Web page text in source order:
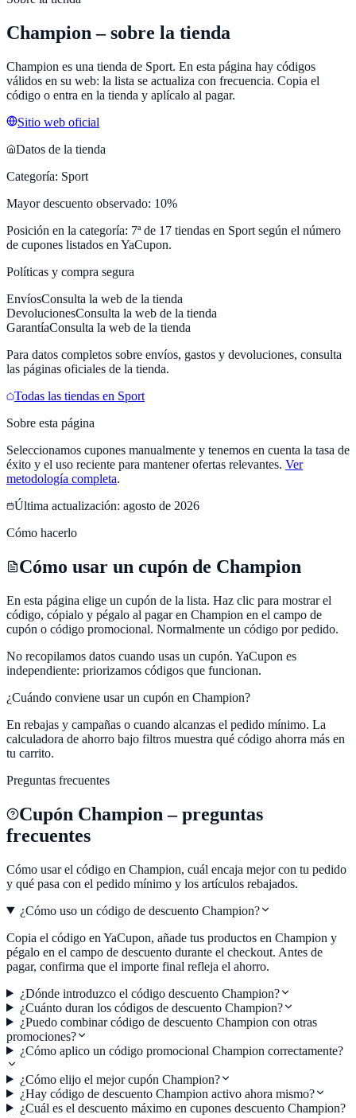
Champion – sobre la tienda
Champion es una tienda de Sport. En esta página hay códigos
válidos en su web: la lista se actualiza con frecuencia. Copia el
código o entra en la tienda y aplícalo al pagar.
Sitio web oficial
Datos de la tienda
Categoría: Sport
Mayor descuento observado: 10%
Posición en la categoría: 7ª de 17 tiendas en Sport según el número
de cupones listados en YaCupon.
Políticas y compra segura
EnvíosConsulta la web de la tienda
DevolucionesConsulta la web de la tienda
GarantíaConsulta la web de la tienda
Para datos completos sobre envíos, gastos y devoluciones, consulta
las páginas oficiales de la tienda.
Todas las tiendas en Sport
Sobre esta página
Seleccionamos cupones manualmente y tenemos en cuenta la tasa de
éxito y el uso reciente para mantener ofertas relevantes. Ver
metodología completa.
Última actualización: agosto de 2026
Cómo hacerlo
Cómo usar un cupón de Champion
En esta página elige un cupón de la lista. Haz clic para mostrar el
código, cópialo y pégalo al pagar en Champion en el campo de
cupón o código promocional. Normalmente un código por pedido.
No recopilamos datos cuando usas un cupón. YaCupon es
independiente: priorizamos códigos que funcionan.
¿Cuándo conviene usar un cupón en Champion?
En rebajas y campañas o cuando alcanzas el pedido mínimo. La
calculadora de ahorro bajo filtros muestra qué código ahorra más en
tu carrito.
Preguntas frecuentes
Cupón Champion – preguntas
frecuentes
Cómo usar el código en Champion, cuál encaja mejor con tu pedido
y qué pasa con el pedido mínimo y los artículos rebajados.
¿Cómo uso un código de descuento Champion?
Copia el código en YaCupon, añade tus productos en Champion y
pégalo en el campo de descuento durante el checkout. Antes de
pagar, confirma que el importe final refleja el ahorro.
¿Dónde introduzco el código descuento Champion?
¿Cuánto duran los códigos de descuento Champion?
¿Puedo combinar código de descuento Champion con otras
promociones?
¿Cómo aplico un código promocional Champion correctamente?
¿Cómo elijo el mejor cupón Champion?
¿Hay código de descuento Champion activo ahora mismo?
¿Cuál es el descuento máximo en cupones descuento Champion?